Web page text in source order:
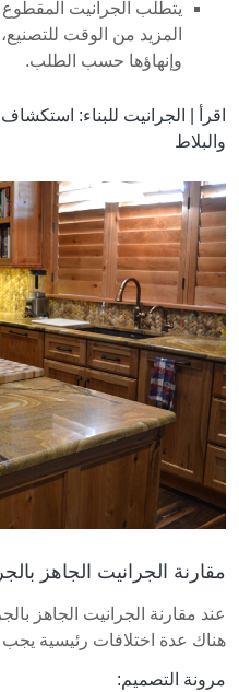
يتطلب الجرانيت
المزيد من الوقت
وإنهاؤها حسب الطلب.
اقرأ |
الجرانيت للبناء:
والبلاط
مقارنة الجرانيت الجاهز
عند مقارنة الجرانيت الجاهز
هناك عدة اختلافات رئيسية يجب
مرونة التصميم: